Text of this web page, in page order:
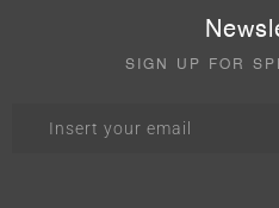
SIGN UP FOR